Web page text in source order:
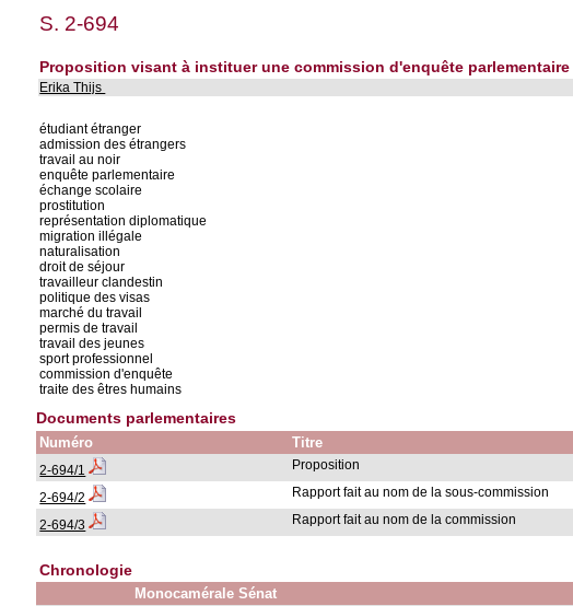
S. 2-694
Proposition visant à instituer une commission d'enquête
Erika Thijs
étudiant étranger
admission des étrangers
travail au noir
enquête parlementaire
échange scolaire
prostitution
représentation diplomatique
migration illégale
naturalisation
droit de séjour
travailleur clandestin
politique des visas
marché du travail
permis de travail
travail des jeunes
sport professionnel
commission d'enquête
traite des êtres humains
Documents parlementaires
Numéro Titre
2-694/1 Proposition
2-694/2 Rapport fait au nom de la sous-commission
2-694/3 Rapport fait au nom de la commission
Chronologie
Monocamérale Sénat